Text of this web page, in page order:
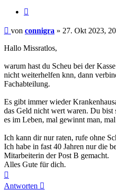
Beitrag
von connigra » 27. Okt 2023,
Hallo Missratlos,
warum hast du Scheu bei der
nicht weiterhelfen knn, dann
Fachabteilung.
Es gibt immer wieder
das Geld nicht wert waren. Du
es im Leben, mal gewinnt man,
Ich kann dir nur raten, rufe ohne
Ich habe in fast 40 Jahren nur die
Mitarbeiterin der Post B gemacht.
Alles Gute für dich.
oben
Antworten